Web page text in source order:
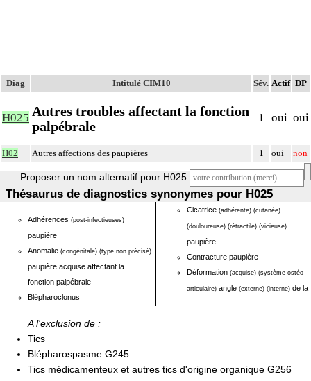
Diag Intitulé CIM10 Sév. Actif DP
H025 Autres troubles affectant la fonction
palpébrale
1 oui oui
H02 Autres affections des paupières 1 oui non
Proposer un nom alternatif pour H025
Thésaurus de diagnostics synonymes pour H025
Adhérences (post-infectieuses)
paupière
Anomalie (congénitale) (type non précisé)
paupière acquise affectant la
fonction palpébrale
Blépharoclonus
Cicatrice (adhérente) (cutanée)
(douloureuse) (rétractile) (vicieuse)
paupière
Contracture paupière
Déformation (acquise) (système ostéo-
articulaire) angle (externe) (interne) de la
A l'exclusion de :
Tics
Blépharospasme G245
Tics médicamenteux et autres tics d'origine organique G256